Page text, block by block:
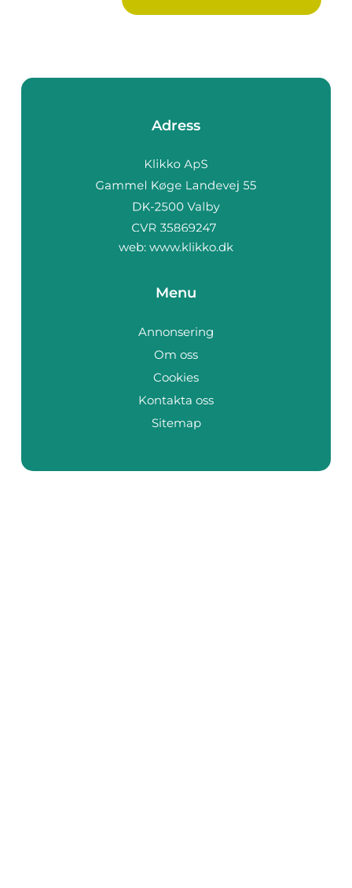
Adress
web: www.klikko.dk
Menu
Annonsering
Om oss
Cookies
Kontakta oss
Sitemap